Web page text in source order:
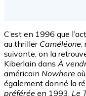
C’est en 1996 que
au thriller Caméléone
suivante, on la
Kiberlain dans À
américain Nowhere
également donné la
préférée en 1993, Le